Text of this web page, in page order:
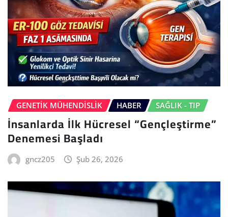
GENETIK MÜHENDISLIK HABER SAĞLIK - TIP
İnsanlarda İlk Hücresel “Gençleştirme”
Denemesi Başladı
gncz205 Şub 26, 2026